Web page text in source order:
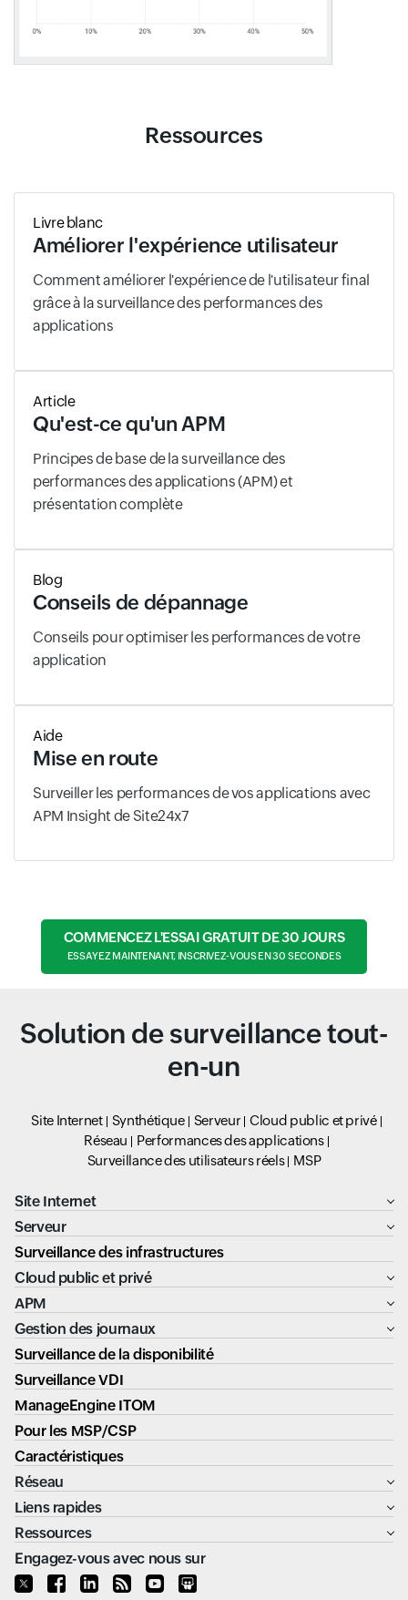
Ressources
Livre blanc
Améliorer l'expérience utilisateur
Comment améliorer l'expérience de l'utilisateur final
grâce à la surveillance des performances des
applications
Article
Qu'est-ce qu'un APM
Principes de base de la surveillance des
performances des applications (APM) et
présentation complète
Blog
Conseils de dépannage
Conseils pour optimiser les performances de votre
application
Aide
Mise en route
Surveiller les performances de vos applications avec
APM Insight de Site24x7
COMMENCEZ L'ESSAI GRATUIT DE 30 JOURS
ESSAYEZ MAINTENANT, INSCRIVEZ-VOUS EN 30 SECONDES
Solution de surveillance tout-
en-un
Site Internet Synthétique Serveur
Cloud public et privé
Réseau
Performances des applications
Surveillance des utilisateurs réels
MSP
Site Internet
Serveur
Surveillance des infrastructures
Cloud public et privé
APM
Gestion des journaux
Surveillance de la disponibilité
Surveillance VDI
ManageEngine ITOM
Pour les MSP/CSP
Caractéristiques
Réseau
Liens rapides
Ressources
Engagez-vous avec nous sur